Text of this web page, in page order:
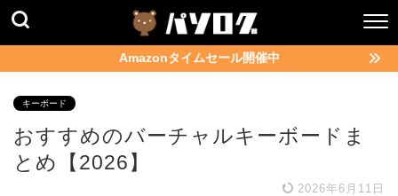
Amazonタイムセール開催中
キーボード
おすすめのバーチャルキーボードま
とめ【2026】
2026年6月11日